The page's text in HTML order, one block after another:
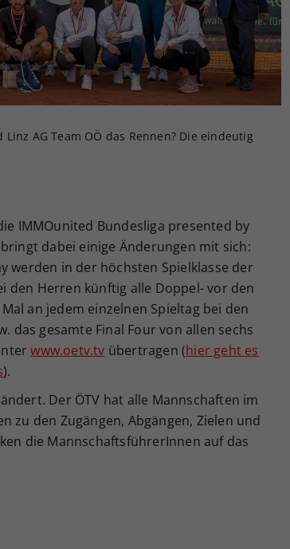
AG Team OÖ das Rennen? Die eindeutig
IMMOunited Bundesliga presented by
dabei einige Änderungen mit sich:
werden in der höchsten Spielklasse der
den Herren künftig alle Doppel- vor den
an jedem einzelnen Spieltag bei den
das gesamte Final Four von allen sechs
www.oetv.tv übertragen (hier geht es
).
Der ÖTV hat alle Mannschaften im
den Zugängen, Abgängen, Zielen und
die MannschaftsführerInnen auf das
Ihrer vorgenommen Einstellungen, falls der
Webseiten-Betreiber dies eingestellt hat.